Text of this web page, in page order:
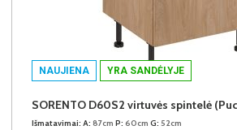
NAUJIENA YRA SANDĖLYJE
SORENTO D60S2 virtuvės spintelė
Išmatavimai: A: 87cm P: 60cm G: 52cm